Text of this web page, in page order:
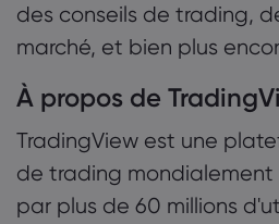
des conseils de trading,
marché, et bien plus
À propos de
TradingView est une
de trading mondialement
par plus de 60 millions